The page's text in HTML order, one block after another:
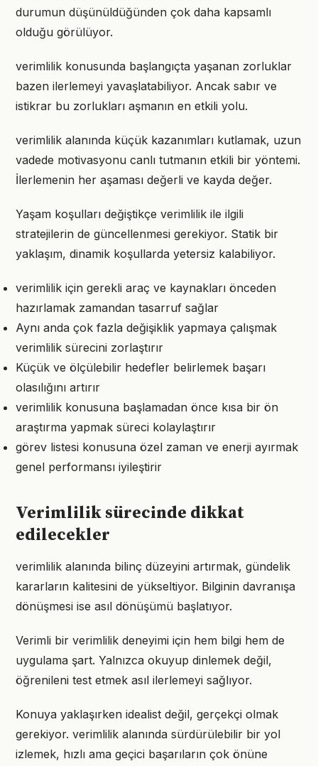
durumun düşünüldüğünden çok daha kapsamlı
olduğu görülüyor.
verimlilik konusunda başlangıçta yaşanan zorluklar
bazen ilerlemeyi yavaşlatabiliyor. Ancak sabır ve
istikrar bu zorlukları aşmanın en etkili yolu.
verimlilik alanında küçük kazanımları kutlamak, uzun
vadede motivasyonu canlı tutmanın etkili bir yöntemi.
İlerlemenin her aşaması değerli ve kayda değer.
Yaşam koşulları değiştikçe verimlilik ile ilgili
stratejilerin de güncellenmesi gerekiyor. Statik bir
yaklaşım, dinamik koşullarda yetersiz kalabiliyor.
verimlilik için gerekli araç ve kaynakları önceden
hazırlamak zamandan tasarruf sağlar
Aynı anda çok fazla değişiklik yapmaya çalışmak
verimlilik sürecini zorlaştırır
Küçük ve ölçülebilir hedefler belirlemek başarı
olasılığını artırır
verimlilik konusuna başlamadan önce kısa bir ön
araştırma yapmak süreci kolaylaştırır
görev listesi konusuna özel zaman ve enerji ayırmak
genel performansı iyileştirir
Verimlilik sürecinde dikkat
edilecekler
verimlilik alanında bilinç düzeyini artırmak, gündelik
kararların kalitesini de yükseltiyor. Bilginin davranışa
dönüşmesi ise asıl dönüşümü başlatıyor.
Verimli bir verimlilik deneyimi için hem bilgi hem de
uygulama şart. Yalnızca okuyup dinlemek değil,
öğrenileni test etmek asıl ilerlemeyi sağlıyor.
Konuya yaklaşırken idealist değil, gerçekçi olmak
gerekiyor. verimlilik alanında sürdürülebilir bir yol
izlemek, hızlı ama geçici başarıların çok önüne